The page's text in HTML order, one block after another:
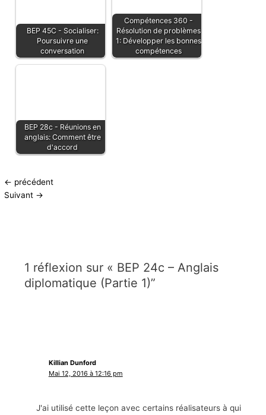
BEP 45C - Socialiser:
Poursuivre une
conversation
Compétences 360 -
Résolution de problèmes
1: Développer les bonnes
compétences
BEP 28c - Réunions en
anglais: Comment être
d'accord
← précédent
Suivant →
1 réflexion sur « BEP 24c – Anglais
diplomatique (Partie 1)”
Killian Dunford
Mai 12, 2016 à 12:16 pm
J'ai utilisé cette leçon avec certains réalisateurs à qui